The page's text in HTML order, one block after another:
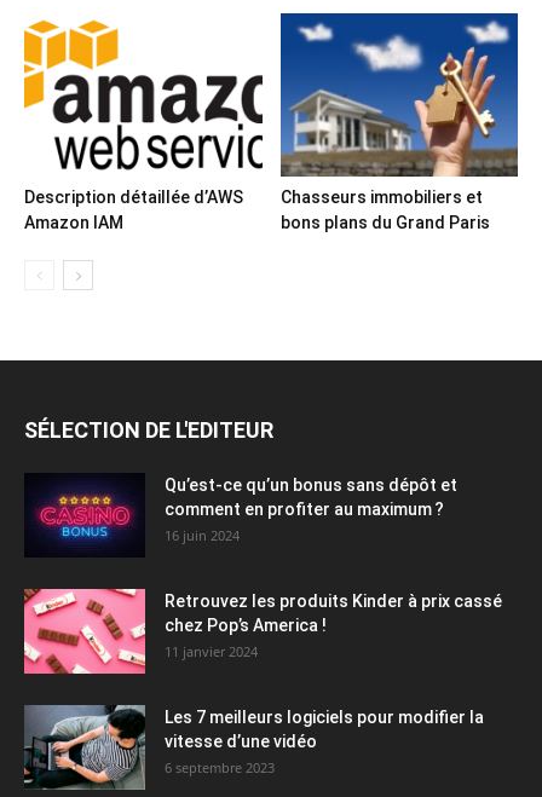
Description détaillée d’AWS
Amazon IAM
Chasseurs immobiliers et
bons plans du Grand Paris
SÉLECTION DE L'EDITEUR
Qu’est-ce qu’un bonus sans dépôt et
comment en profiter au maximum ?
16 juin 2024
Retrouvez les produits Kinder à prix cassé
chez Pop’s America !
11 janvier 2024
Les 7 meilleurs logiciels pour modifier la
vitesse d’une vidéo
6 septembre 2023